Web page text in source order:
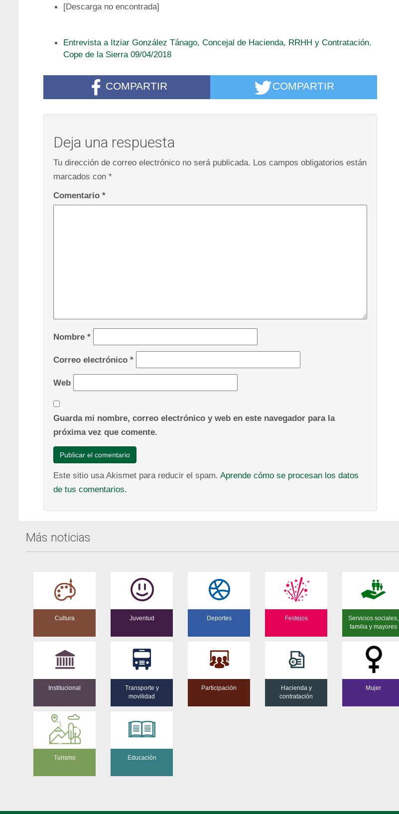
[Descarga no encontrada]
Entrevista a Itziar González Tánago, Concejal de Hacienda, RRHH y Contratación.
Cope de la Sierra 09/04/2018
COMPARTIR COMPARTIR
Deja una respuesta
Tu dirección de correo electrónico no será publicada. Los campos obligatorios están
marcados con *
Comentario *
Nombre *
Correo electrónico *
Web
Guarda mi nombre, correo electrónico y web en este navegador para la
próxima vez que comente.
Este sitio usa Akismet para reducir el spam. Aprende cómo se procesan los datos
de tus comentarios.
Más noticias
Cultura Juventud Deportes Festejos
Servicios sociales,
familia y mayores
Institucional
Transporte y
movilidad
Participación
Hacienda y
contratación
Mujer
Turismo Educación